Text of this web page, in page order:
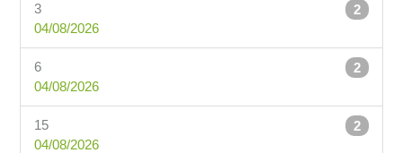
2
3
04/08/2026
2
6
04/08/2026
2
15
04/08/2026